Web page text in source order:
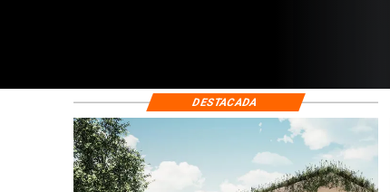
DESTACADA